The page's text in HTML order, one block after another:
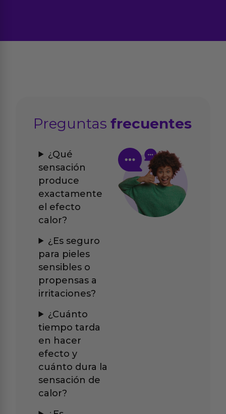
Preguntasfrecuentes
¿Qué
sensación
produce
exactamente
el efecto
calor?
¿Es seguro
para pieles
sensibles o
propensas a
irritaciones?
¿Cuánto
tiempo tarda
en hacer
efecto y
cuánto dura la
sensación de
calor?